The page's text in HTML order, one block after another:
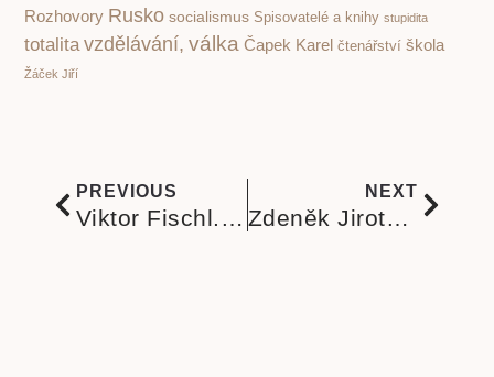
Rozhovory Rusko socialismus Spisovatelé a knihy stupidita
totalita vzdělávání, válka Čapek Karel čtenářství škola
Žáček Jiří
PREVIOUS
Viktor Fischl. Dvorní šašci patří jednoznačně k mistrovským knihám velkého vypravěče
NEXT
Zdeněk Jirotka a legendární Saturnin. Nepřekonatelné hlášky a jedinečný lék na špatnou náladu